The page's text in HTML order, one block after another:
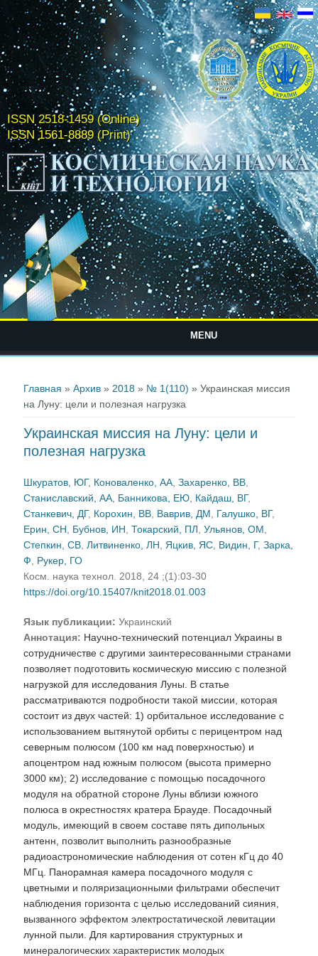
ISSN 2518-1459 (Online)
ISSN 1561-8889 (Print)
MENU
Главная »Архив » 2018 » № 1(110) » Украинская миссия
на Луну: цели и полезная нагрузка
Украинская миссия на Луну: цели и
полезная нагрузка
Шкуратов, ЮГ, Коноваленко, АА ,Захаренко, ВВ
Станиславский, АА Банникова, ЕЮ Кайдаш, ВГ,
Станкевич, ДГ, Корохин, ВВ Ваврив, ДМ Галушко, ВГ,
Ерин, СН
Бубнов, ИН ,Токарский, ПЛ ,Ульянов, ОМ
Степкин, СВ ,Литвиненко, ЛН Яцкив, ЯС Видин, Г,Зарка,
Ф
Рукер, ГО
Косм. наука технол. 2018, 24 ;(1):03-30
https://doi.org/10.15407/knit2018.01.003
Язык публикации: Украинский
Аннотация: Научно-технический потенциал Украины в
сотрудничестве с другими заинтересованными странами
позволяет подготовить космическую миссию с полезной
нагрузкой для исследования Луны. В статье
рассматриваются подробности такой миссии, которая
состоит из двух частей: 1) орбитальное исследование с
использованием вытянутой орбиты с перицентром над
северным полюсом (100 км над поверхностью) и
апоцентром над южным полюсом (высота примерно
3000 км); 2) исследование с помощью посадочного
модуля на обратной стороне Луны вблизи южного
полюса в окрестностях кратера Брауде. Посадочный
модуль, имеющий в своем составе пять дипольных
антенн, позволит выполнить разнообразные
радиоастрономические наблюдения от сотен кГц до 40
МГц. Панорамная камера посадочного модуля с
цветными и поляризационными фильтрами обеспечит
наблюдения горизонта с целью исследований сияния,
вызванного эффектом электростатической левитации
лунной пыли. Для картирования структурных и
минералогических характеристик молодых